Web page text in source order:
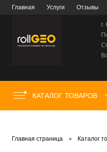
Главная Услуги Отзывы
КАТАЛОГ ТОВАРОВ
Главная страница • Каталог